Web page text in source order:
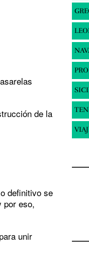
de la
definitivo se
por eso,
unir